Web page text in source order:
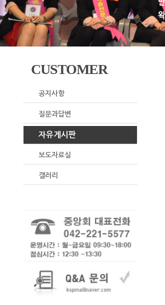
CUSTOMER
공지사항
질문과답변
자유게시판
보도자료실
갤러리